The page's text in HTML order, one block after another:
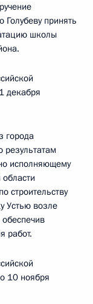
Голубеву принять
школы
декабря
города
результатам
исполняющему
строительству
Устью возле
работ.
10 ноября